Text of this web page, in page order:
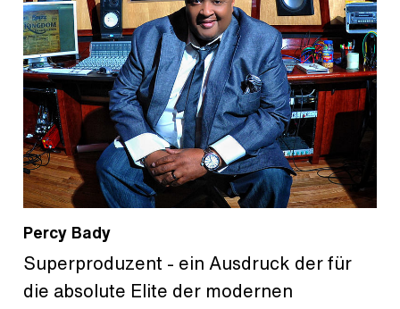
Percy Bady
Superproduzent - ein Ausdruck der für
die absolute Elite der modernen